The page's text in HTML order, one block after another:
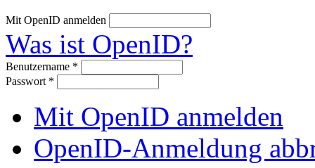
Mit OpenID anmelden
Was ist OpenID?
Benutzername *
Passwort *
Mit OpenID anmelden
OpenID-Anmeldung